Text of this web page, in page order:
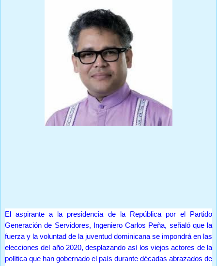
El aspirante a la presidencia de la República por el Partido
Generación de Servidores, Ingeniero Carlos Peña, señaló que la
fuerza y la voluntad de la juventud dominicana se impondrá en las
elecciones del año 2020, desplazando así los viejos actores de la
política que han gobernado el país durante décadas abrazados de